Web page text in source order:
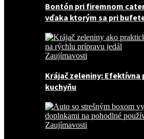
Bontón pri firemnom
vďaka ktorým sa pri
Zaujímavosti
Krájač zeleniny: Efektívna
kuchyňu
Zaujímavosti